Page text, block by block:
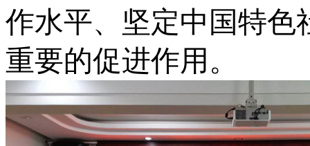
作水平、坚定中国特色
重要的促进作用。